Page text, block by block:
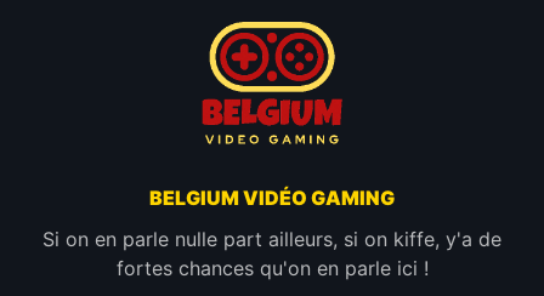
BELGIUM VIDÉO GAMING
Si on en parle nulle part ailleurs, si on kiffe, y'a de
fortes chances qu'on en parle ici !